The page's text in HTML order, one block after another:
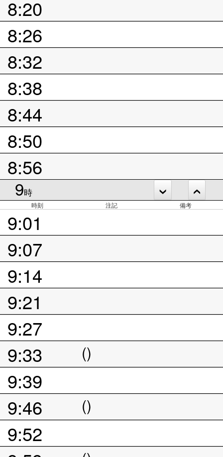
8:20
8:26
8:32
8:38
8:44
8:50
8:56
9時
時刻 注記 備考
9:01
9:07
9:14
9:21
9:27
9:33
()
9:39
9:46
()
9:52